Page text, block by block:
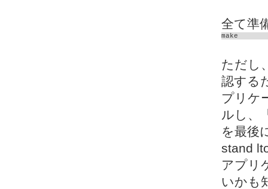
全て準
make
ただし
認する
プリケ
ルし、
を最後
stand
アプリ
いかも